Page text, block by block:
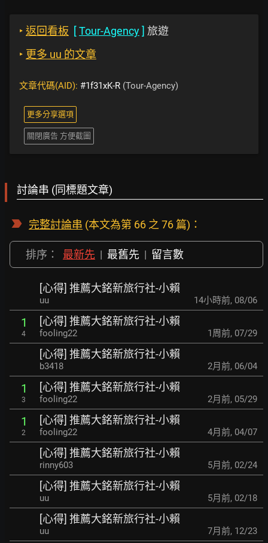
‣ 返回看板 [Tour-Agency] 旅遊
‣ 更多 uu 的文章
文章代碼(AID): #1f31xK-R (Tour-Agency)
更多分享選項
關閉廣告 方便截圖
討論串 (同標題文章)
完整討論串 (本文為第 66 之 76 篇)：
排序： 最新先 | 最舊先 | 留言數
[心得] 推薦大銘新旅行社-小賴
uu 14小時前, 08/06
1
4
[心得] 推薦大銘新旅行社-小賴
fooling22 1周前, 07/29
[心得] 推薦大銘新旅行社-小賴
b3418 2月前, 06/04
1
3
[心得] 推薦大銘新旅行社-小賴
fooling22 2月前, 05/29
1
2
[心得] 推薦大銘新旅行社-小賴
fooling22 4月前, 04/07
[心得] 推薦大銘新旅行社-小賴
rinny603 5月前, 02/24
[心得] 推薦大銘新旅行社-小賴
uu 5月前, 02/18
[心得] 推薦大銘新旅行社-小賴
uu 7月前, 12/23